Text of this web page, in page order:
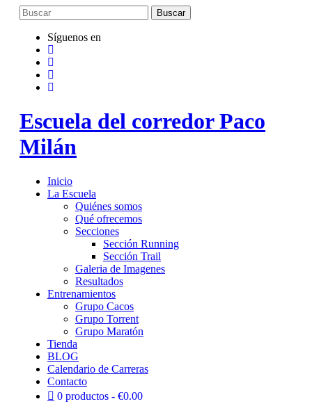
Saltar
al
contenidoSíguenos en
Escuela del corredor Paco
Milán
Inicio
La Escuela
Quiénes somos
Qué ofrecemos
Secciones
Sección Running
Sección Trail
Galeria de Imagenes
Resultados
Entrenamientos
Grupo Cacos
Grupo Torrent
Grupo Maratón
Tienda
BLOG
Calendario de Carreras
Contacto
0 productos
€0.00